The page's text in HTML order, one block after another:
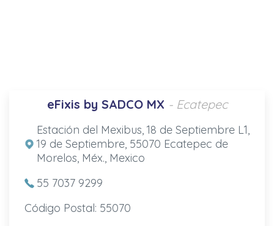
eFixis by SADCO MX - Ecatepec
Estación del Mexibus, 18 de Septiembre L1,
19 de Septiembre, 55070 Ecatepec de
Morelos, Méx., Mexico
55 7037 9299
Código Postal: 55070